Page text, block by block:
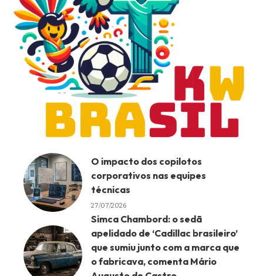
O impacto dos copilotos
corporativos nas equipes
técnicas
27/07/2026
Simca Chambord: o sedã
apelidado de ‘Cadillac brasileiro’
que sumiu junto com a marca que
o fabricava, comenta Mário